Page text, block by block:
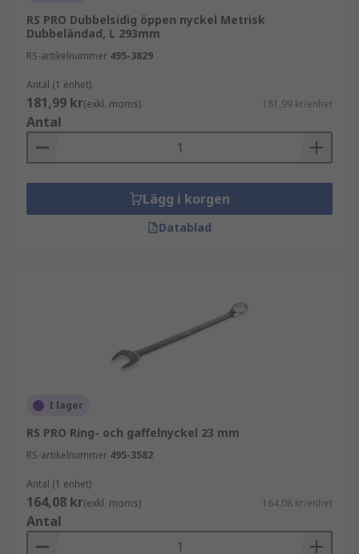
RS PRO Dubbelsidig öppen nyckel Metrisk
Dubbeländad, L 293mm
RS-artikelnummer 495-3829
Antal (1 enhet)
181,99 kr(exkl. moms) 181,99 kr/enhet
Antal
Lägg i korgen
Datablad
I lager
RS PRO Ring- och gaffelnyckel 23 mm
RS-artikelnummer 495-3582
Antal (1 enhet)
164,08 kr(exkl. moms) 164,08 kr/enhet
Antal